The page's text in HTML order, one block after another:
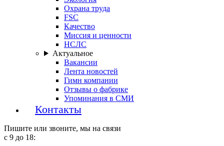
Охрана труда
FSC
Качество
Миссия и ценности
НСЛС
Актуальное
Вакансии
Лента новостей
Гимн компании
Отзывы о фабрике
Упоминания в СМИ
Контакты
Пишите или звоните, мы на связи
с 9 до 18: